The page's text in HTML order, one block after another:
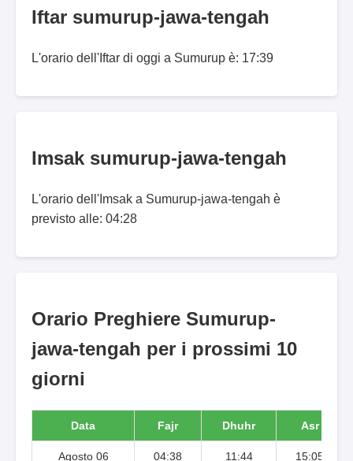
Iftar sumurup-jawa-tengah
L'orario dell'Iftar di oggi a Sumurup è: 17:39
Imsak sumurup-jawa-tengah
L'orario dell'Imsak a Sumurup-jawa-tengah è
previsto alle: 04:28
Orario Preghiere Sumurup-
jawa-tengah per i prossimi 10
giorni
Data Fajr Dhuhr Asr
Agosto 06 04:38 11:44 15:05